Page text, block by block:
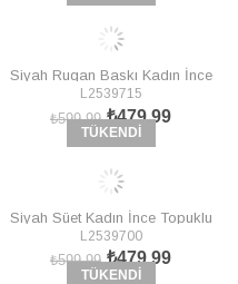
TÜKENDI
Siyah Rugan Baskı Kadın İnce
Topuklu Stiletto L253971524
L2539715
₺479,99
₺599,99
TÜKENDI
Siyah Süet Kadın İnce Topuklu
Stiletto L253970002
L2539700
₺479,99
₺599,99